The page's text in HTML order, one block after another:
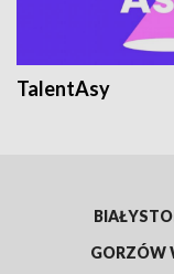
TalentAsy
GORZÓW